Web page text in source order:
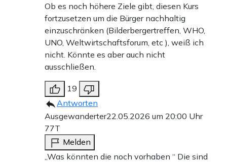
Ob es noch höhere Ziele gibt, diesen Kurs
fortzusetzen um die Bürger nachhaltig
einzuschränken (Bilderbergertreffen, WHO,
UNO, Weltwirtschaftsforum, etc ), weiß ich
nicht. Könnte es aber auch nicht
ausschließen.
19
Antworten
Ausgewanderter22.05.2026 um 20:00 Uhr
77T
Melden
„Was könnten die noch vorhaben “ Die sind